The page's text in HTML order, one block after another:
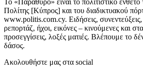
Το «Παράθυρο» είναι το πολιτιστικό ένθετο
Πολίτης [Κύπρος] και του διαδικτυακού
www.politis.com.cy. Ειδήσεις, συνεντεύξεις,
ρεπορτάζ, ήχοι, εικόνες – κινούμενες και
προσεγγίσεις, λοξές ματιές. Βλέπουμε το
δάσος.
Ακολουθήστε μας στα social